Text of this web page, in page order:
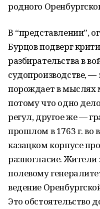
родного
В “представлении”,
Бурцов подверг
разбирательства в
судопроизводстве,
порождает в мыслях
потому что одно
регул, другое же —
прошлом в 1763 г. во
казацком корпусе
разногласие. Жители
полевому
ведение
Это обстоятельство